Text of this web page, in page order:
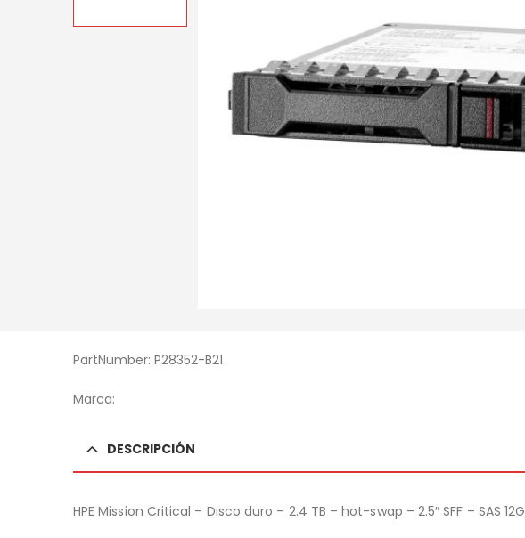
PartNumber: P28352-B21
Marca:
DESCRIPCIÓN
HPE Mission Critical – Disco duro – 2.4 TB – hot-swap – 2.5″ SFF – SAS